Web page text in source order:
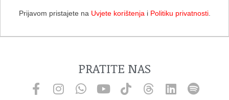
Prijavom pristajete na Uvjete korištenja i Politiku privatnosti.
PRATITE NAS